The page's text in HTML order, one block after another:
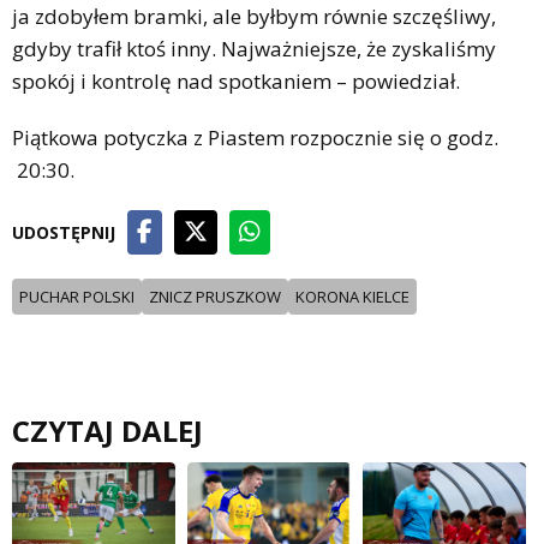
ja zdobyłem bramki, ale byłbym równie szczęśliwy,
gdyby trafił ktoś inny. Najważniejsze, że zyskaliśmy
spokój i kontrolę nad spotkaniem – powiedział.
Piątkowa potyczka z Piastem rozpocznie się o godz.
20:30.
UDOSTĘPNIJ
PUCHAR POLSKI ZNICZ PRUSZKOW KORONA KIELCE
CZYTAJ DALEJ